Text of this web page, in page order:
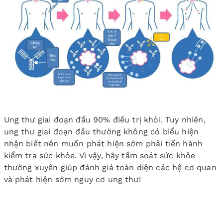
Ung thư giai đoạn đầu 90% điều trị khỏi. Tuy nhiên,
ung thư giai đoạn đầu thường không có biểu hiện
nhận biết nên muốn phát hiện sớm phải tiến hành
kiểm tra sức khỏe. Vì vậy, hãy tầm soát sức khỏe
thường xuyên giúp đánh giá toàn diện các hệ cơ quan
và phát hiện sớm nguy cơ ung thư!